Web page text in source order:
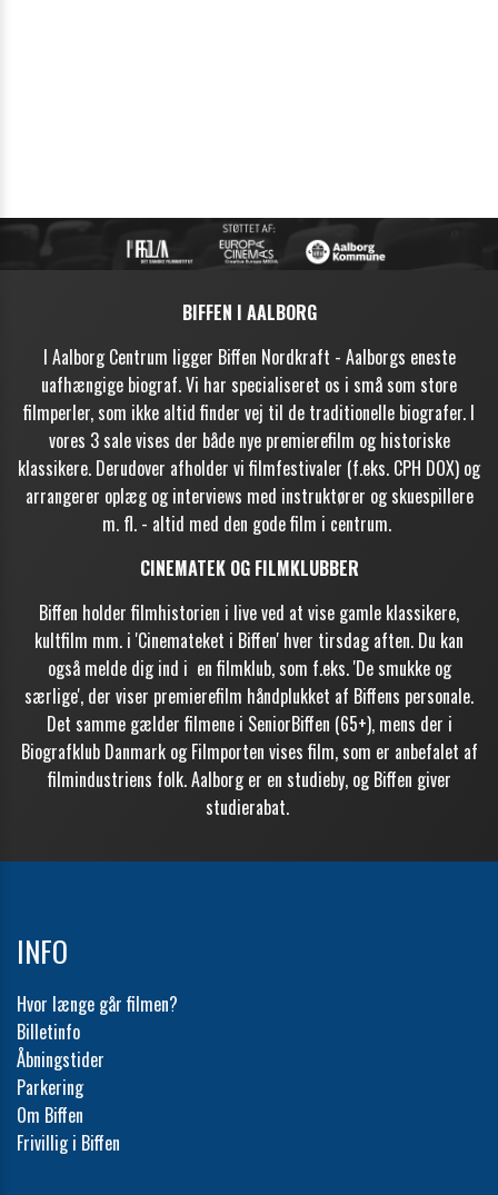
Nyhedsbrev
SIDSTE NYT OM FILM OG EVENTS
Tilmeld
BIFFEN I AALBORG
I Aalborg Centrum ligger Biffen Nordkraft - Aalborgs eneste
uafhængige biograf. Vi har specialiseret os i små som store
filmperler, som ikke altid finder vej til de traditionelle biografer. I
vores 3 sale vises der både nye premierefilm og historiske
klassikere. Derudover afholder vi filmfestivaler (f.eks. CPH DOX) og
arrangerer oplæg og interviews med instruktører og skuespillere
m. fl. - altid med den gode film i centrum.
CINEMATEK OG FILMKLUBBER
Biffen holder filmhistorien i live ved at vise gamle klassikere,
kultfilm mm. i 'Cinemateket i Biffen' hver tirsdag aften. Du kan
også melde digind i en filmklub, som f.eks. 'De smukke og
særlige', der viser premierefilm håndplukket af Biffens personale.
Det samme gælder filmene i SeniorBiffen (65+), mens der i
Biografklub Danmark og Filmporten visesfilm, som er anbefalet af
filmindustriens folk. Aalborg er en studieby, og Biffen giver
studierabat.
INFO
Hvor længe går filmen?
Billetinfo
Åbningstider
Parkering
Om Biffen
Frivillig i Biffen